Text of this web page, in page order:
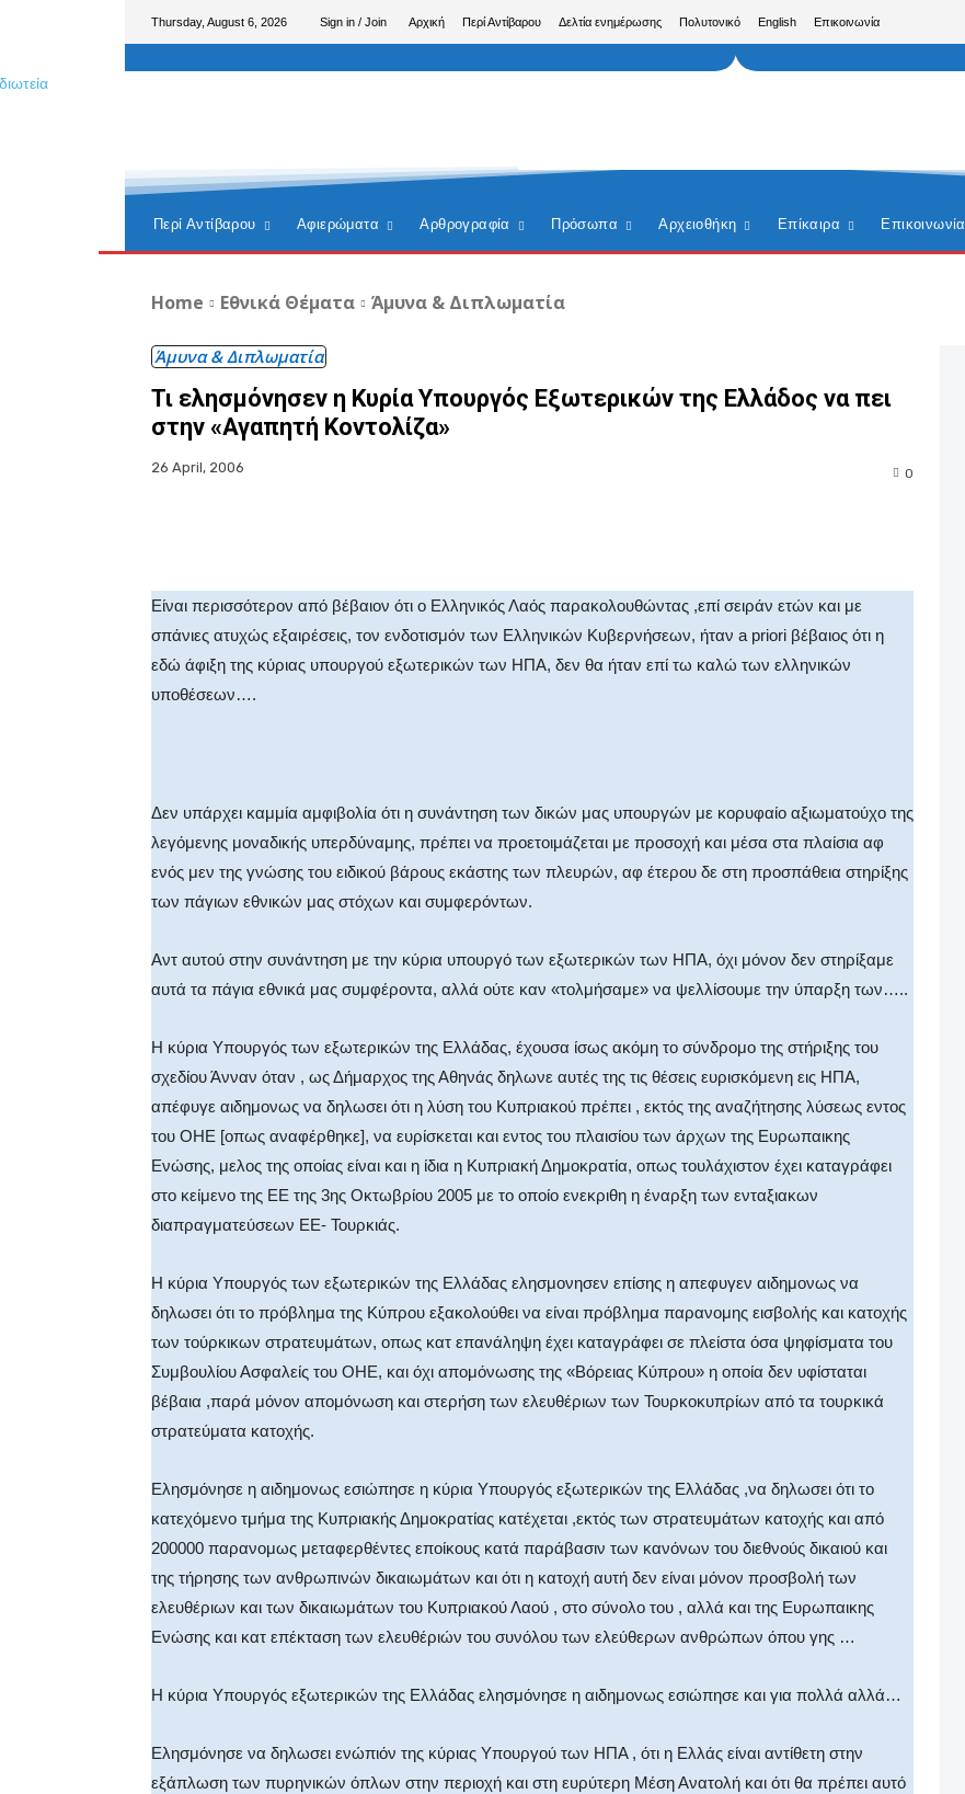
Thursday, August 6, 2026 Sign in / Join Αρχική Περί Αντίβαρου Δελτία ενημέρωσης Πολυτονικό English Επικοινωνία
Περί Αντίβαρου Αφιερώματα Αρθρογραφία Πρόσωπα Αρχειοθήκη Επίκαιρα Επικοινωνία
Home Εθνικά Θέματα Άμυνα & Διπλωματία
Άμυνα & Διπλωματία
Τι ελησμόνησεν η Κυρία Υπουργός Εξωτερικών της Ελλάδος να πει
στην «Αγαπητή Κοντολίζα»
26 April, 2006 0
Είναι περισσότερον από βέβαιον ότι ο Ελληνικός Λαός παρακολουθώντας ,επί σειράν ετών και με
σπάνιες ατυχώς εξαιρέσεις, τον ενδοτισμόν των Ελληνικών Κυβερνήσεων, ήταν a priori βέβαιος ότι η
εδώ άφιξη της κύριας υπουργού εξωτερικών των ΗΠΑ, δεν θα ήταν επί τω καλώ των ελληνικών
υποθέσεων….
Δεν υπάρχει καμμία αμφιβολία ότι η συνάντηση των δικών μας υπουργών με κορυφαίο αξιωματούχο της
λεγόμενης μοναδικής υπερδύναμης, πρέπει να προετοιμάζεται με προσοχή και μέσα στα πλαίσια αφ
ενός μεν της γνώσης του ειδικού βάρους εκάστης των πλευρών, αφ έτερου δε στη προσπάθεια στηρίξης
των πάγιων εθνικών μας στόχων και συμφερόντων.
Αντ αυτού στην συνάντηση με την κύρια υπουργό των εξωτερικών των ΗΠΑ, όχι μόνον δεν στηρίξαμε
αυτά τα πάγια εθνικά μας συμφέροντα, αλλά ούτε καν «τολμήσαμε» να ψελλίσουμε την ύπαρξη των…..
Η κύρια Υπουργός των εξωτερικών της Ελλάδας, έχουσα ίσως ακόμη το σύνδρομο της στήριξης του
σχεδίου Άνναν όταν , ως Δήμαρχος της Αθηνάς δηλωνε αυτές της τις θέσεις ευρισκόμενη εις ΗΠΑ,
απέφυγε αιδημονως να δηλωσει ότι η λύση του Κυπριακού πρέπει , εκτός της αναζήτησης λύσεως εντος
του ΟΗΕ [οπως αναφέρθηκε], να ευρίσκεται και εντος του πλαισίου των άρχων της Ευρωπαικης
Ενώσης, μελος της οποίας είναι και η ίδια η Κυπριακή Δημοκρατία, οπως τουλάχιστον έχει καταγράφει
στο κείμενο της ΕΕ της 3ης Οκτωβρίου 2005 με το οποίο ενεκριθη η έναρξη των ενταξιακων
διαπραγματεύσεων ΕΕ- Τουρκιάς.
Η κύρια Υπουργός των εξωτερικών της Ελλάδας ελησμονησεν επίσης η απεφυγεν αιδημονως να
δηλωσει ότι το πρόβλημα της Κύπρου εξακολούθει να είναι πρόβλημα παρανομης εισβολής και κατοχής
των τούρκικων στρατευμάτων, οπως κατ επανάληψη έχει καταγράφει σε πλείστα όσα ψηφίσματα του
Συμβουλίου Ασφαλείς του ΟΗΕ, και όχι απομόνωσης της «Βόρειας Κύπρου» η οποία δεν υφίσταται
βέβαια ,παρά μόνον απομόνωση και στερήση των ελευθέριων των Τουρκοκυπρίων από τα τουρκικά
στρατεύματα κατοχής.
Ελησμόνησε η αιδημονως εσιώπησε η κύρια Υπουργός εξωτερικών της Ελλάδας ,να δηλωσει ότι το
κατεχόμενο τμήμα της Κυπριακής Δημοκρατίας κατέχεται ,εκτός των στρατευμάτων κατοχής και από
200000 παρανομως μεταφερθέντες εποίκους κατά παράβασιν των κανόνων του διεθνούς δικαιού και
της τήρησης των ανθρωπινών δικαιωμάτων και ότι η κατοχή αυτή δεν είναι μόνον προσβολή των
ελευθέριων και των δικαιωμάτων του Κυπριακού Λαού , στο σύνολο του , αλλά και της Ευρωπαικης
Ενώσης και κατ επέκταση των ελευθέριών του συνόλου των ελεύθερων ανθρώπων όπου γης …
Η κύρια Υπουργός εξωτερικών της Ελλάδας ελησμόνησε η αιδημονως εσιώπησε και για πολλά αλλά…
Ελησμόνησε να δηλωσει ενώπιόν της κύριας Υπουργού των ΗΠΑ , ότι η Ελλάς είναι αντίθετη στην
εξάπλωση των πυρηνικών όπλων στην περιοχή και στη ευρύτερη Μέση Ανατολή και ότι θα πρέπει αυτό